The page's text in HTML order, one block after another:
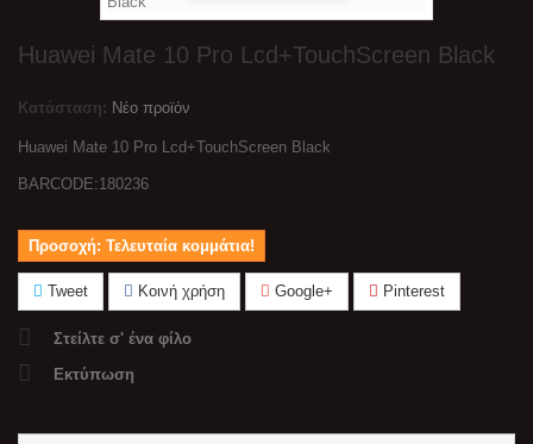
Huawei Mate 10 Pro Lcd+TouchScreen Black
Κατάσταση: Νέο προϊόν
Huawei Mate 10 Pro Lcd+TouchScreen Black
BARCODE:180236
Προσοχή: Τελευταία κομμάτια!
Tweet Κοινή χρήση Google+ Pinterest
Στείλτε σ' ένα φίλο
Εκτύπωση